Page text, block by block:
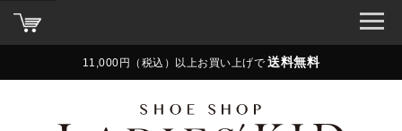
11,000円（税込）以上お買い上げで 送料無料